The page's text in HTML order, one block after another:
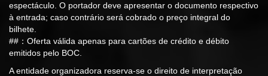
espectáculo. O portador deve apresentar o documento respectivo
à entrada; caso contrário será cobrado o preço integral do
bilhete.
##：Oferta válida apenas para cartões de crédito e débito
emitidos pelo BOC.
A entidade organizadora reserva-se o direito de interpretação